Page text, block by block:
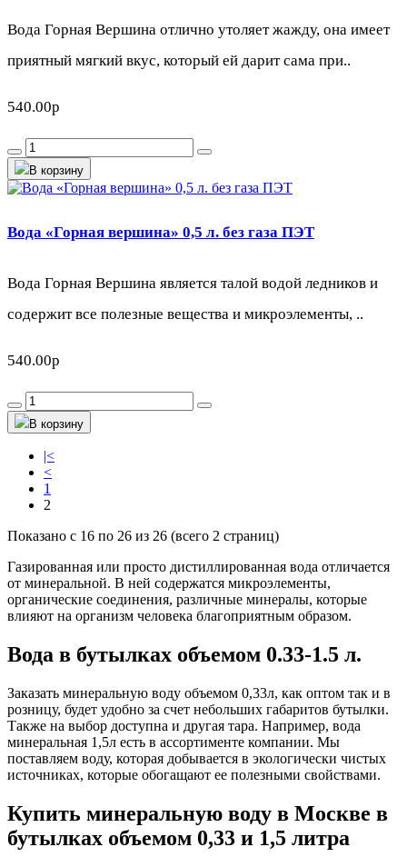
Вода Горная Вершина отлично утоляет жажду, она имеет
приятный мягкий вкус, который ей дарит сама при..
540.00р
В корзину
Вода «Горная вершина» 0,5 л. без газа ПЭТ
Вода Горная Вершина является талой водой ледников и
содержит все полезные вещества и микроэлементы, ..
540.00р
В корзину
|<
<
1
2
Показано с 16 по 26 из 26 (всего 2 страниц)
Газированная или просто дистиллированная вода отличается
от минеральной. В ней содержатся микроэлементы,
органические соединения, различные минералы, которые
влияют на организм человека благоприятным образом.
Вода в бутылках объемом 0.33-1.5 л.
Заказать минеральную воду объемом 0,33л, как оптом так и в
розницу, будет удобно за счет небольших габаритов бутылки.
Также на выбор доступна и другая тара. Например, вода
минеральная 1,5л есть в ассортименте компании. Мы
поставляем воду, которая добывается в экологически чистых
источниках, которые обогащают ее полезными свойствами.
Купить минеральную воду в Москве в
бутылках объемом 0,33 и 1,5 литра